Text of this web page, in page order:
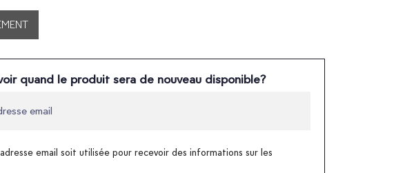
quand le produit sera de nouveau disponible?
email soit utilisée pour recevoir des informations sur les